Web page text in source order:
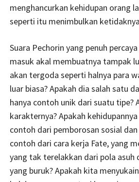
menghancurkan kehidupan orang
seperti itu menimbulkan
Suara Pechorin yang penuh
masuk akal membuatnya tampak
akan tergoda seperti halnya para
luar biasa? Apakah dia salah satu
hanya contoh unik dari suatu tipe?
karakternya? Apakah
contoh dari pemborosan sosial
contoh dari cara kerja Fate, yang
yang tak terelakkan dari pola asuh
yang buruk? Apakah kita